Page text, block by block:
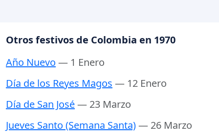
Otros festivos de Colombia en 1970
Año Nuevo — 1 Enero
Día de los Reyes Magos — 12 Enero
Día de San José— 23 Marzo
Jueves Santo (Semana Santa)— 26 Marzo